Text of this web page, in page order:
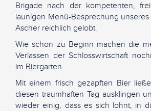
Brigade nach der kompetenten,
launigen Menü-Besprechung unseres
Ascher reichlich gelobt.
Wie schon zu Beginn machen die
Verlassen der Schlosswirtschaft
im Biergarten.
Mit einem frisch gezapften Bier
diesen traumhaften Tag ausklingen
wieder einig, dass es sich lohnt, in